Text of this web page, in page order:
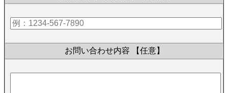
お問い合わせ内容 【任意】